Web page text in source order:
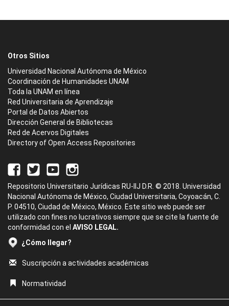
Otros Sitios
Universidad Nacional Autónoma de México
Coordinación de Humanidades UNAM
Toda la UNAM en línea
Red Universitaria de Aprendizaje
Portal de Datos Abiertos
Dirección General de Bibliotecas
Red de Acervos Digitales
Directory of Open Access Repositories
Repositorio Universitario Jurídicas RU-IIJ D.R. © 2018. Universidad
Nacional Autónoma de México, Ciudad Universitaria, Coyoacán, C.
P. 04510, Ciudad de México, México. Este sitio web puede ser
utilizado con fines no lucrativos siempre que se cite la fuente de
conformidad con el AVISO LEGAL.
¿Cómo llegar?
Suscripción a actividades académicas
Normatividad